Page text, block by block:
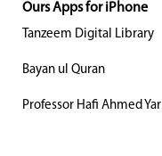
Ours Apps for iPhone
Tanzeem Digital Library
Bayan ul Quran
Professor Hafi Ahmed Yar